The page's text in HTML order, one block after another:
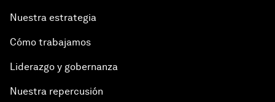
Nuestra estrategia
Cómo trabajamos
Liderazgo y gobernanza
Nuestra repercusión